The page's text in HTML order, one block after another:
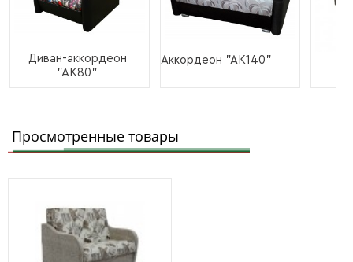
Диван-аккордеон
"АК80"
Аккордеон "АК140"
Просмотренные товары